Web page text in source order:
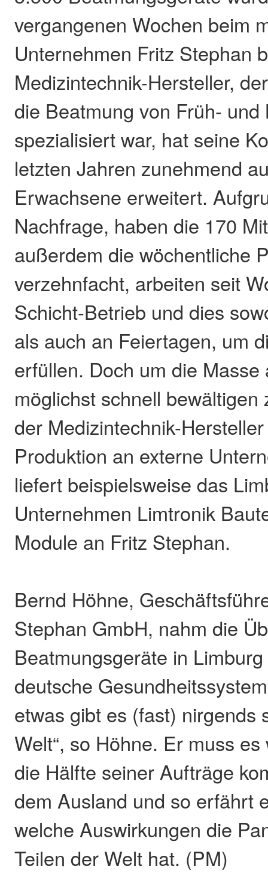
vergangenen Wochen beim
Unternehmen Fritz Stephan
Medizintechnik-Hersteller,
die Beatmung von Früh-
spezialisiert war, hat seine
letzten Jahren zunehmend
Erwachsene erweitert.
Nachfrage, haben die 170
außerdem die wöchentliche
verzehnfacht, arbeiten seit
Schicht-Betrieb und dies
als auch an Feiertagen, um
erfüllen. Doch um die
möglichst schnell
der Medizintechnik-
Produktion an externe
liefert beispielsweise das
Unternehmen Limtronik
Module an Fritz Stephan.
Bernd Höhne,
Stephan GmbH, nahm die
Beatmungsgeräte in
deutsche
etwas gibt es (fast) nirgends
Welt“, so Höhne. Er muss
die Hälfte seiner Aufträge
dem Ausland und so erfährt
welche Auswirkungen die
Teilen der Welt hat. (PM)